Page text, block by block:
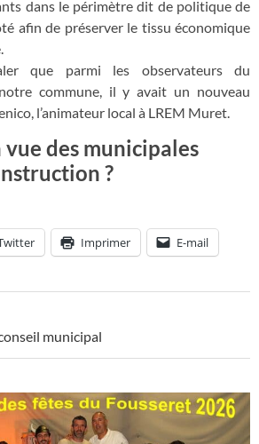
dans le périmètre dit de politique de
afin de préserver le tissu économique
que parmi les observateurs du
commune, il y avait un nouveau
l’animateur local à LREM Muret.
vue des municipales
?
Imprimer E-mail
municipal